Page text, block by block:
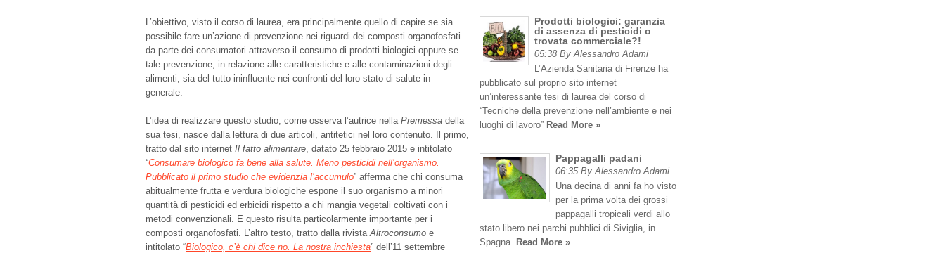
L’obiettivo, visto il corso di laurea, era principalmente quello di capire se sia
possibile fare un’azione di prevenzione nei riguardi dei composti organofosfati
da parte dei consumatori attraverso il consumo di prodotti biologici oppure se
tale prevenzione, in relazione alle caratteristiche e alle contaminazioni degli
alimenti, sia del tutto ininfluente nei confronti del loro stato di salute in
generale.
L’idea di realizzare questo studio, come osserva l’autrice nella Premessa della
sua tesi, nasce dalla lettura di due articoli, antitetici nel loro contenuto. Il primo,
tratto dal sito internet Il fatto alimentare, datato 25 febbraio 2015 e intitolato
“Consumare biologico fa bene alla salute. Meno pesticidi nell’organismo.
Pubblicato il primo studio che evidenzia l’accumulo” afferma che chi consuma
abitualmente frutta e verdura biologiche espone il suo organismo a minori
quantità di pesticidi ed erbicidi rispetto a chi mangia vegetali coltivati con i
metodi convenzionali. E questo risulta particolarmente importante per i
composti organofosfati. L’altro testo, tratto dalla rivistaAltroconsumo e
intitolato “Biologico, c’è chi dice no. La nostra inchiesta” dell’11 settembre
Prodotti biologici: garanzia
di assenza di pesticidi o
trovata commerciale?!
05:38 By Alessandro Adami
L’Azienda Sanitaria di Firenze ha
pubblicato sul proprio sito internet
un’interessante tesi di laurea del corso di
“Tecniche della prevenzione nell’ambiente e nei
luoghi di lavoro” Read More »
Pappagalli padani
06:35 By Alessandro Adami
Una decina di anni fa ho visto
per la prima volta dei grossi
pappagalli tropicali verdi allo
stato libero nei parchi pubblici di Siviglia, in
Spagna. Read More »